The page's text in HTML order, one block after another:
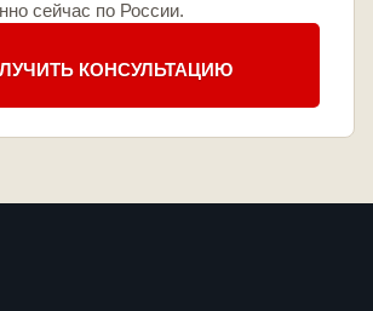
сейчас по России.
КОНСУЛЬТАЦИЮ